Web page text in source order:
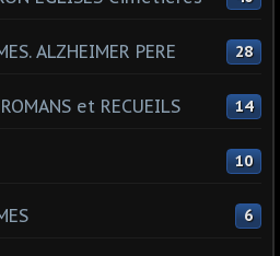
ALZHEIMER PERE 28
et RECUEILS 14
10
6